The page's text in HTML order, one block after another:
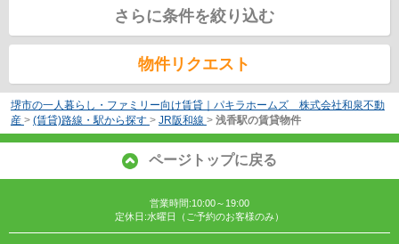
さらに条件を絞り込む
物件リクエスト
堺市の一人暮らし・ファミリー向け賃貸｜パキラホームズ 株式会社和泉不動
産 > (賃貸)路線・駅から探す > JR阪和線 > 浅香駅の賃貸物件
ページトップに戻る
営業時間:10:00～19:00
定休日:水曜日（ご予約のお客様のみ）